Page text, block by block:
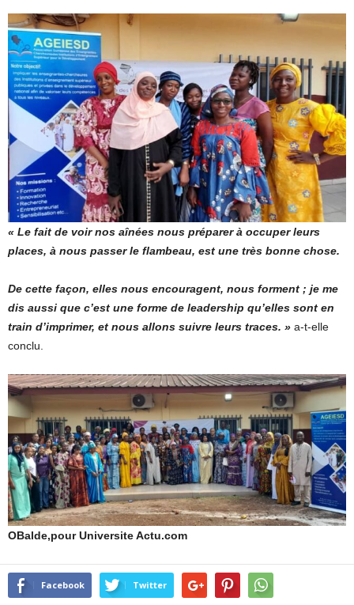
« Le fait de voir nos aînées nous préparer à occuper leurs
places, à nous passer le flambeau, est une très bonne chose.
De cette façon, elles nous encouragent, nous forment ; je me
dis aussi que c’est une forme de leadership qu’elles sont en
train d’imprimer, et nous allons suivre leurs traces. » a-t-elle
conclu.
OBalde,pour Universite Actu.com
Facebook Twitter